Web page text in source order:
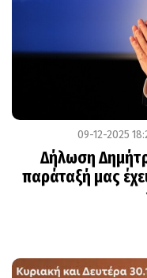
09-12-2025
Δήλωση
παράταξή μας